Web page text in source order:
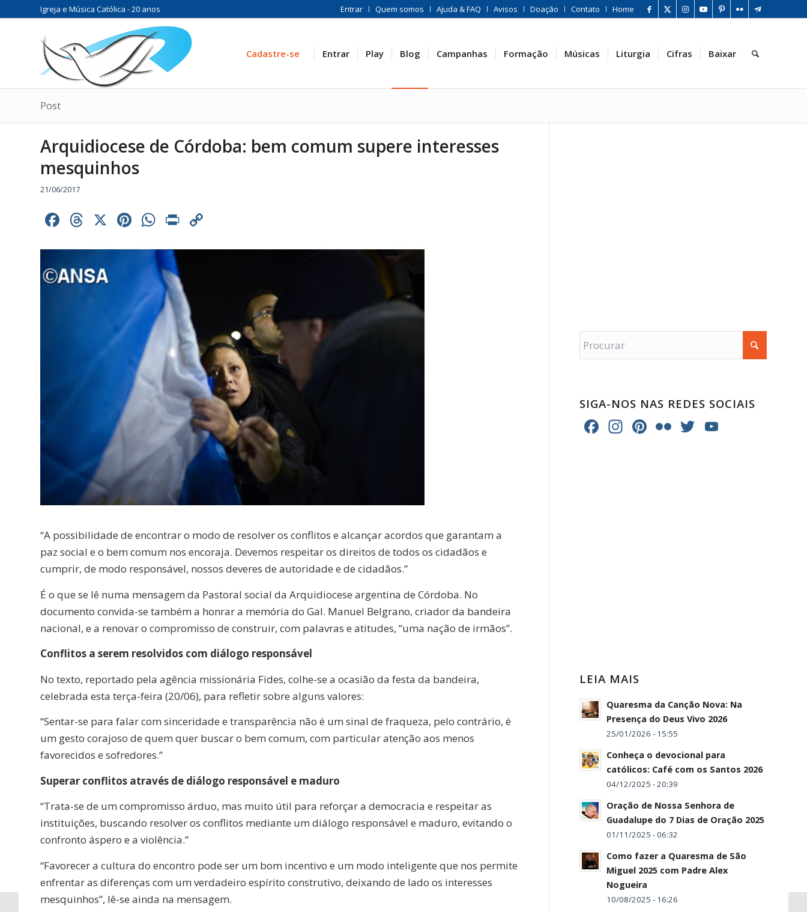
Entrar Quem somos Ajuda & FAQ Avisos Doação Contato Home
Igreja e Música Católica - 20 anos
Cadastre-se Entrar Play Blog Campanhas Formação Músicas Liturgia Cifras Baixar
Post
Arquidiocese de Córdoba: bem comum supere interesses
mesquinhos
21/06/2017
Facebook
Threads
X Pinterest
WhatsApp
Print
“A possibilidade de encontrar o modo de resolver os conflitos e alcançar acordos que garantam a
paz social e o bem comum nos encoraja. Devemos respeitar os direitos de todos os cidadãos e
cumprir, de modo responsável, nossos deveres de autoridade e de cidadãos.”
É o que se lê numa mensagem da Pastoral social da Arquidiocese argentina de Córdoba. No
documento convida-se também a honrar a memória do Gal. Manuel Belgrano, criador da bandeira
nacional, e a renovar o compromisso de construir, com palavras e atitudes, “uma nação de irmãos”.
Conflitos a serem resolvidos com diálogo responsável
No texto, reportado pela agência missionária Fides, colhe-se a ocasião da festa da bandeira,
celebrada esta terça-feira (20/06), para refletir sobre alguns valores:
“Sentar-se para falar com sinceridade e transparência não é um sinal de fraqueza, pelo contrário, é
um gesto corajoso de quem quer buscar o bem comum, com particular atenção aos menos
favorecidos e sofredores.”
Superar conflitos através de diálogo responsável e maduro
“Trata-se de um compromisso árduo, mas muito útil para reforçar a democracia e respeitar as
instituições, buscando resolver os conflitos mediante um diálogo responsável e maduro, evitando o
confronto áspero e a violência.”
“Favorecer a cultura do encontro pode ser um bom incentivo e um modo inteligente que nos permite
enfrentar as diferenças com um verdadeiro espírito construtivo, deixando de lado os interesses
mesquinhos”, lê-se ainda na mensagem.
SIGA-NOS NAS REDES SOCIAIS
Facebook
Instagram
Pinterest
FlickrTwitter
LEIA MAIS
Quaresma da Canção Nova: Na
Presença do Deus Vivo 2026
25/01/2026 - 15:55
Conheça o devocional para
católicos: Café com os Santos 2026
04/12/2025 - 20:39
Oração de Nossa Senhora de
Guadalupe do 7 Dias de Oração 2025
01/11/2025 - 06:32
Como fazer a Quaresma de São
Miguel 2025 com Padre Alex
Nogueira
10/08/2025 - 16:26